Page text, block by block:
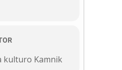
kulturo Kamnik